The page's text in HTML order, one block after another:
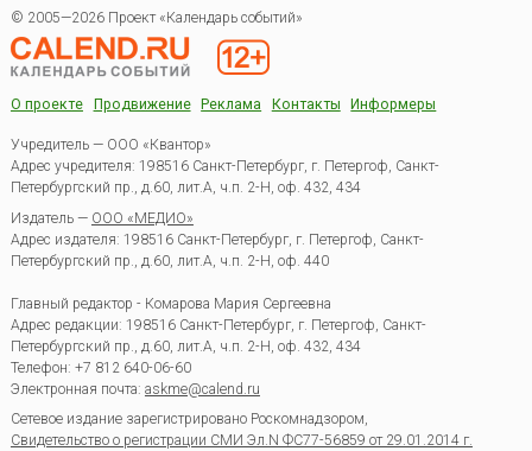
© 2005—2026 Проект «Календарь событий»
О проекте Продвижение Реклама Контакты Информеры
Учредитель — ООО «Квантор»
Адрес учредителя: 198516 Санкт-Петербург, г. Петергоф, Санкт-
Петербургский пр., д.60, лит.А, ч.п. 2-Н, оф. 432, 434
Издатель — ООО «МЕДИО»
Адрес издателя: 198516 Санкт-Петербург, г. Петергоф, Санкт-
Петербургский пр., д.60, лит.А, ч.п. 2-Н, оф. 440
Главный редактор - Комарова Мария Сергеевна
Адрес редакции: 198516 Санкт-Петербург, г. Петергоф Санкт-
Петербургский пр., д.60, лит.А, ч.п. 2-Н, оф. 432, 434
Телефон: +7 812 640-06-60
Электронная почта: askme@calend.ru
Сетевое издание зарегистрировано Роскомнадзором,
Свидетельство о регистрации СМИ Эл.N ФС77-56859 от 29.01.2014 г.